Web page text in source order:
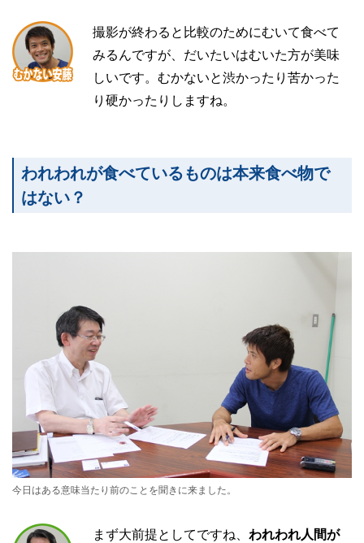
撮影が終わると比較のためにむいて食べて
みるんですが、だいたいはむいた方が美味
しいです。むかないと渋かったり苦かった
り硬かったりしますね。
われわれが食べているものは本来食べ物で
はない？
今日はある意味当たり前のことを聞きに来ました。
まず大前提としてですね、 われわれ人間が